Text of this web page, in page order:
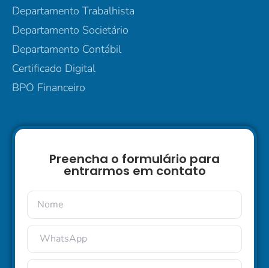
Departamento Trabalhista
Departamento Societário
Departamento Contábil
Certificado Digital
BPO Financeiro
Preencha o formulário para
entrarmos em contato